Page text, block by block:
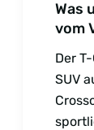
Was
vom
Der
SUV